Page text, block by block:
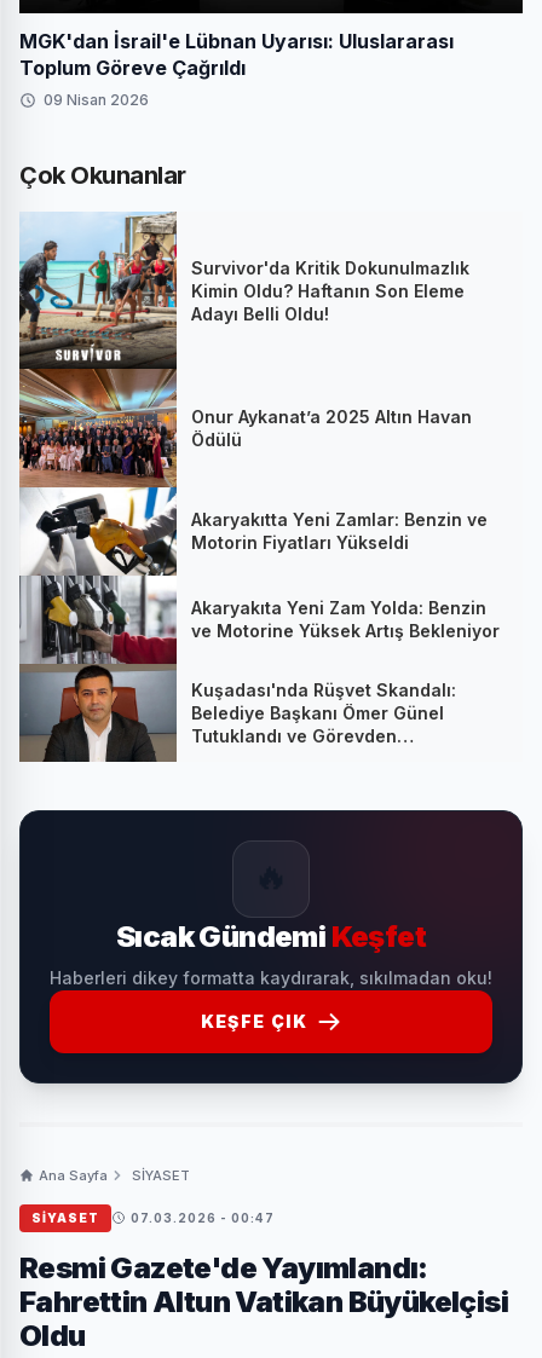
MGK'dan İsrail'e Lübnan Uyarısı: Uluslararası
Toplum Göreve Çağrıldı
09 Nisan 2026
Çok Okunanlar
Survivor'da Kritik Dokunulmazlık
Kimin Oldu? Haftanın Son Eleme
Adayı Belli Oldu!
Onur Aykanat’a 2025 Altın Havan
Ödülü
Akaryakıtta Yeni Zamlar: Benzin ve
Motorin Fiyatları Yükseldi
Akaryakıta Yeni Zam Yolda: Benzin
ve Motorine Yüksek Artış Bekleniyor
Kuşadası'nda Rüşvet Skandalı:
Belediye Başkanı Ömer Günel
Tutuklandı ve Görevden
Sıcak Gündemi Keşfet
Haberleri dikey formatta kaydırarak, sıkılmadan oku!
KEŞFE ÇIK
Ana Sayfa SİYASET
SİYASET 07.03.2026 - 00:47
Resmi Gazete'de Yayımlandı:
Fahrettin Altun Vatikan Büyükelçisi
Oldu